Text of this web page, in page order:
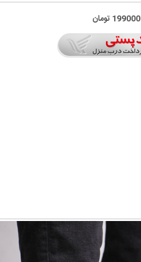
199000 تومان